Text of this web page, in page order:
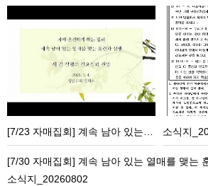
계
속
남
[7/23 자매집회] 계속 남아 있는 열매를 맺는 훈련과 실행 ― 새 길 실행의 필요성과 전망
식
소식지
[7/30 자매집회] 계속 남아 있는 열매를 맺는 훈련과 실행 ― 교회생
소식지_20260802